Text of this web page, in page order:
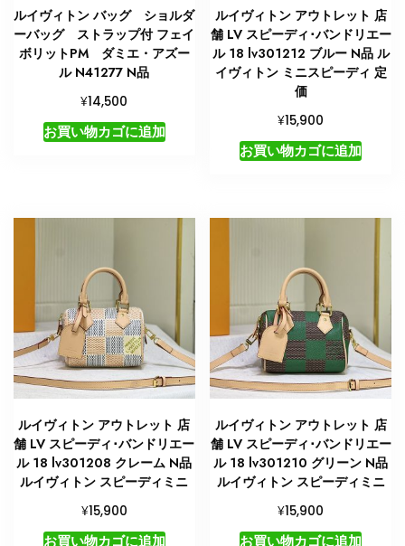
ルイヴィトン バッグ ショルダ
ーバッグ ストラップ付 フェイ
ボリットPM ダミエ・アズー
ル N41277 N品
¥14,500
お買い物カゴに追加
ルイヴィトン アウトレット 店
舗 LV スピーディ･バンドリエー
ル 18 lv301212 ブルー N品 ル
イヴィトン ミニスピーディ 定
価
¥15,900
お買い物カゴに追加
ルイヴィトン アウトレット 店
舗 LV スピーディ･バンドリエー
ル 18 lv301208 クレーム N品
ルイヴィトン スピーディミニ
¥15,900
お買い物カゴに追加
ルイヴィトン アウトレット 店
舗 LV スピーディ･バンドリエー
ル 18 lv301210 グリーン N品
ルイヴィトン スピーディミニ
¥15,900
お買い物カゴに追加